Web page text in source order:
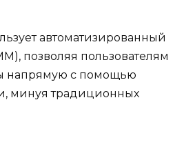
автоматизированный
позволяя пользователям
напрямую с помощью
минуя традиционных